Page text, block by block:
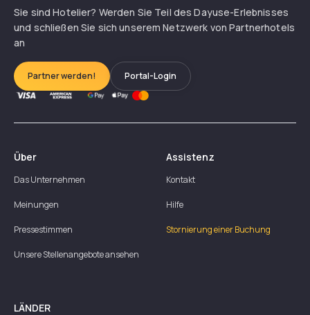
Sie sind Hotelier? Werden Sie Teil des Dayuse-Erlebnisses
und schließen Sie sich unserem Netzwerk von Partnerhotels
an
Partner werden! Portal-Login
Über
Das Unternehmen
Meinungen
Pressestimmen
Unsere Stellenangebote ansehen
Assistenz
Kontakt
Hilfe
Stornierung einer Buchung
LÄNDER